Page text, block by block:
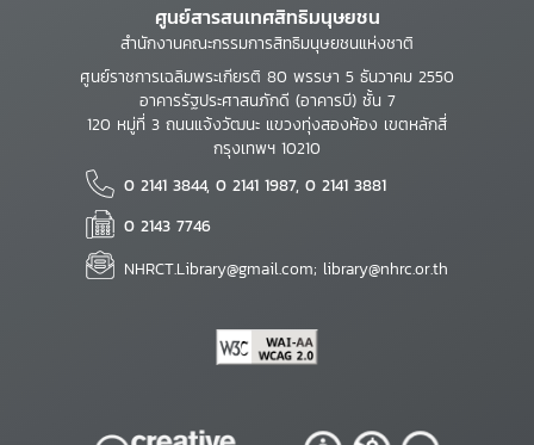
ศูนย์สารสนเทศสิทธิมนุษยชน
สำนักงานคณะกรรมการสิทธิมนุษยชนแห่งชาติ
ศูนย์ราชการเฉลิมพระเกียรติ 80 พรรษา 5 ธันวาคม 2550
อาคารรัฐประศาสนภักดี (อาคารบี) ชั้น 7
120 หมู่ที่ 3 ถนนแจ้งวัฒนะ แขวงทุ่งสองห้อง เขตหลักสี่
กรุงเทพฯ 10210
0 2141 3844, 0 2141 1987, 0 2141 3881
0 2143 7746
NHRCT.Library@gmail.com; library@nhrc.or.th